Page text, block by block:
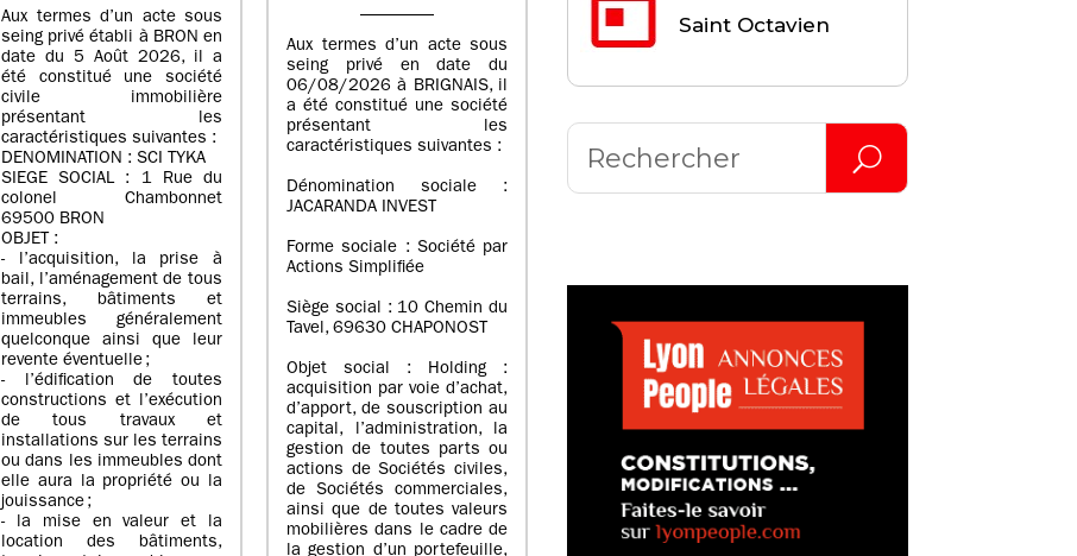
Aux termes d’un acte sous
seing privé établi à BRON en
date du 5 Août 2026, il a
été constitué une société
civile immobilière
présentant les
caractéristiques suivantes :
DENOMINATION : SCI TYKA
SIEGE SOCIAL : 1 Rue du
colonel Chambonnet
69500 BRON
OBJET :
- l’acquisition, la prise à
bail, l’aménagement de tous
terrains, bâtiments et
immeubles généralement
quelconque ainsi que leur
revente éventuelle ;
- l’édification de toutes
constructions et l’exécution
de tous travaux et
installations sur les terrains
ou dans les immeubles dont
elle aura la propriété ou la
jouissance ;
- la mise en valeur et la
location des bâtiments,
Aux termes d’un acte sous
seing privé en date du
06/08/2026 à BRIGNAIS, il
a été constitué une société
présentant les
caractéristiques suivantes :
Dénomination sociale :
JACARANDA INVEST
Forme sociale : Société par
Actions Simplifiée
Siège social : 10 Chemin du
Tavel, 69630 CHAPONOST
Objet social : Holding :
acquisition par voie d’achat,
d’apport, de souscription au
capital, l’administration, la
gestion de toutes parts ou
actions de Sociétés civiles,
de Sociétés commerciales,
ainsi que de toutes valeurs
mobilières dans le cadre de
la gestion d’un portefeuille,
Saint Octavien